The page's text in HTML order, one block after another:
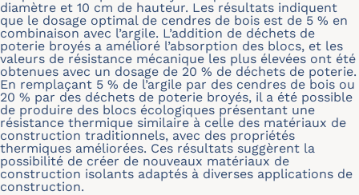
diamètre et 10 cm de hauteur. Les résultats indiquent
que le dosage optimal de cendres de bois est de 5 % en
combinaison avec l’argile. L’addition de déchets de
poterie broyés a amélioré l’absorption des blocs, et les
valeurs de résistance mécanique les plus élevées ont été
obtenues avec un dosage de 20 % de déchets de poterie.
En remplaçant 5 % de l’argile par des cendres de bois ou
20 % par des déchets de poterie broyés, il a été possible
de produire des blocs écologiques présentant une
résistance thermique similaire à celle des matériaux de
construction traditionnels, avec des propriétés
thermiques améliorées. Ces résultats suggèrent la
possibilité de créer de nouveaux matériaux de
construction isolants adaptés à diverses applications de
construction.